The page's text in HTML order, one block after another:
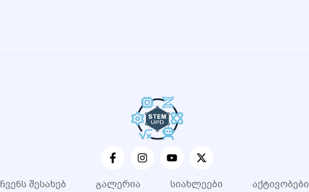
ჩვენს შესახებ გალერია სიახლეები აქტივობები